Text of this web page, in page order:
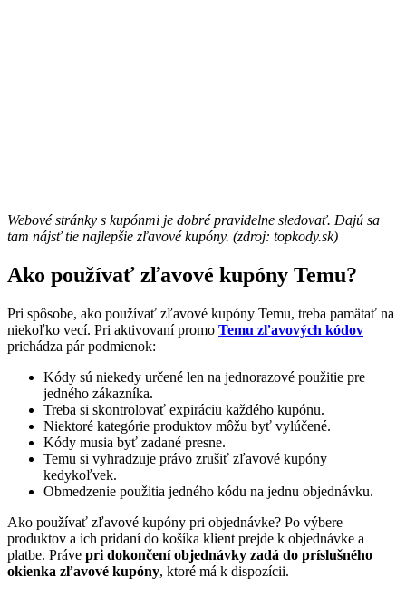
Webové stránky s kupónmi je dobré pravidelne sledovať. Dajú sa
tam nájsť tie najlepšie zľavové kupóny. (zdroj: topkody.sk)
Ako používať zľavové kupóny Temu?
Pri spôsobe, ako používať zľavové kupóny Temu, treba pamätať na
niekoľko vecí. Pri aktivovaní promo Temu zľavových kódov
prichádza pár podmienok:
Kódy sú niekedy určené len na jednorazové použitie pre
jedného zákazníka.
Treba si skontrolovať expiráciu každého kupónu.
Niektoré kategórie produktov môžu byť vylúčené.
Kódy musia byť zadané presne.
Temu si vyhradzuje právo zrušiť zľavové kupóny
kedykoľvek.
Obmedzenie použitia jedného kódu na jednu objednávku.
Ako používať zľavové kupóny pri objednávke? Po výbere
produktov a ich pridaní do košíka klient prejde k objednávke a
platbe. Práve pri dokončení objednávky zadá do príslušného
okienka zľavové kupóny, ktoré má k dispozícii.